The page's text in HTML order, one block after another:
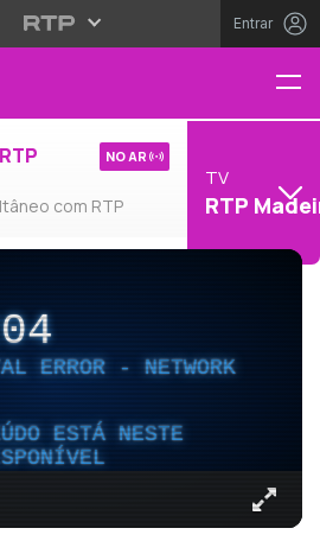
Entrar
com RTP
NO AR
TV
RTP
ERROR - NETWORK
ESTÁ NESTE